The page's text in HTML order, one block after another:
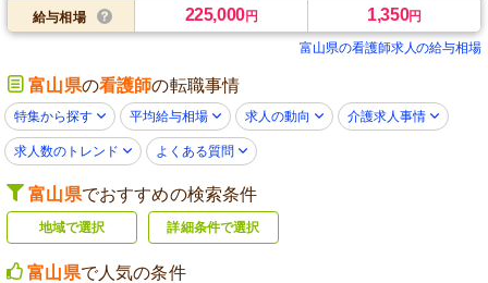
給与相場 225,000円 1,350円
富山県の看護師求人の給与相場
富山県の看護師の転職事情
特集から探す 平均給与相場 求人の動向 介護求人事情
求人数のトレンド よくある質問
富山県でおすすめの検索条件
地域で選択 詳細条件で選択
富山県で人気の条件